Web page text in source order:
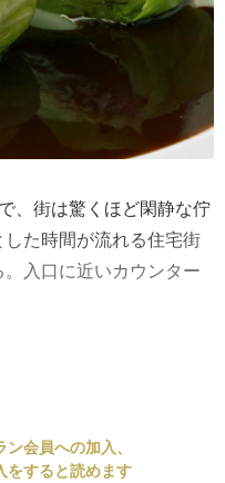
、街は驚くほど閑静な佇
た時間が流れる住宅街
入口に近いカウンター
会員への加入、
をすると読めます